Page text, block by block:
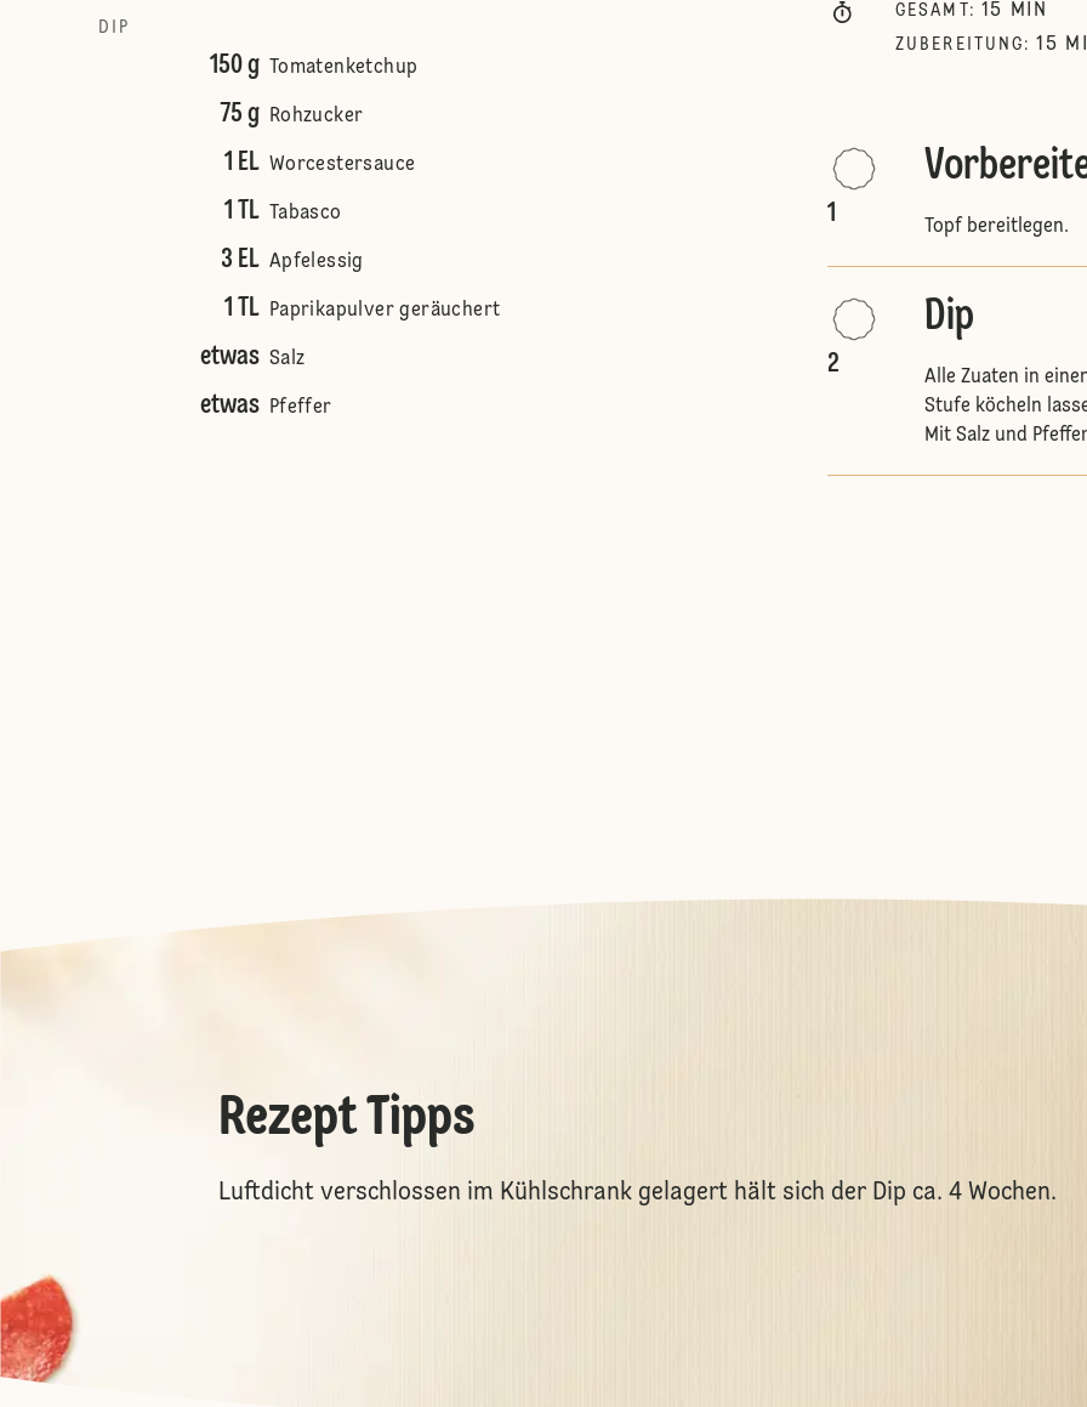
DIP
150 g Tomatenketchup
75 g Rohzucker
1 EL Worcestersauce
1 TL Tabasco
3 EL Apfelessig
1 TL Paprikapulver geräuchert
etwas Salz
etwas Pfeffer
GESAMT : 15 MIN
ZUBEREITUNG : 15
1 Topf bereitlegen.
2
Dip
Alle Zuaten in
Stufe köcheln
Mit Salz und
Rezept Tipps
Luftdicht verschlossen im Kühlschrank gelagert hält sich der Dip ca. 4 Wochen.